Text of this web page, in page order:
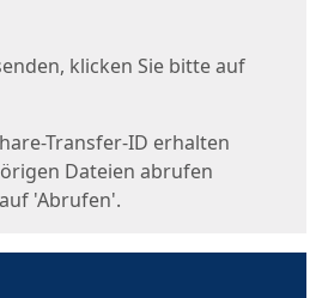
klicken Sie bitte auf
Transfer-ID erhalten
Dateien abrufen
'Abrufen'.